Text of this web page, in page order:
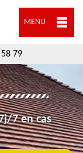
MENU
79
7 en cas